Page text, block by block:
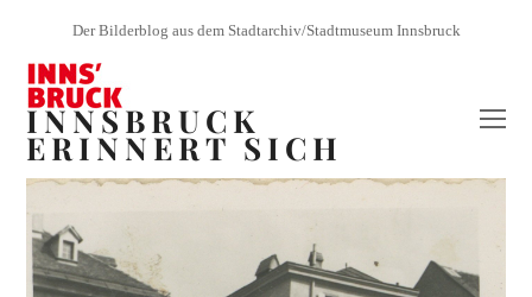
Der Bilderblog aus dem Stadtarchiv/Stadtmuseum Innsbruck
INNSBRUCK
ERINNERT SICH